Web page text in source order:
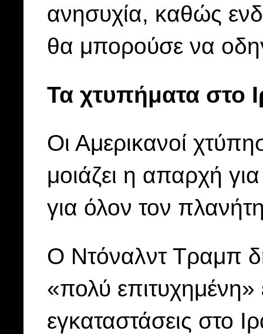
ανησυχία, καθώς
θα μπορούσε να
Τα χτυπήματα στο
Οι Αμερικανοί
μοιάζει η απαρχή
για όλον τον
Ο Ντόναλντ Τραμπ
«πολύ επιτυχημένη»
εγκαταστάσεις στο